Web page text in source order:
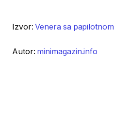
Izvor:Venera sa papilotnom
Autor: minimagazin.info